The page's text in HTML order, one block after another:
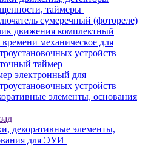
таймеры
сумеречный (фотореле)
движения комплектный
времени механическое для
устройств
таймер
электронный для
устройств
элементы, основания
декоративные элементы,
для ЭУИ